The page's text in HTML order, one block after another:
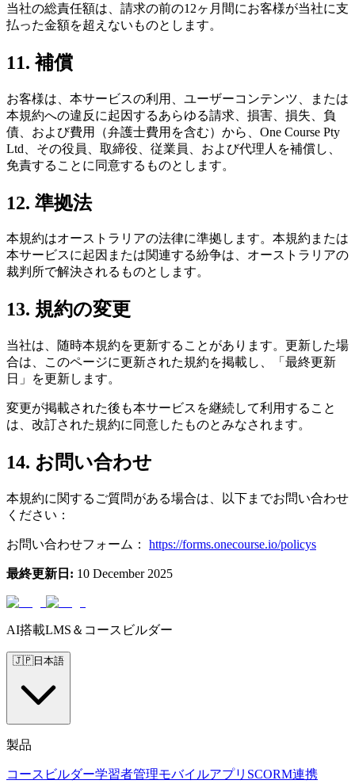
当社の総責任額は、請求の前の12ヶ月間にお客様が当社に支
払った金額を超えないものとします。
11. 補償
お客様は、本サービスの利用、ユーザーコンテンツ、または
本規約への違反に起因するあらゆる請求、損害、損失、負
債、および費用（弁護士費用を含む）から、One Course Pty
Ltd、その役員、取締役、従業員、および代理人を補償し、
免責することに同意するものとします。
12. 準拠法
本規約はオーストラリアの法律に準拠します。本規約または
本サービスに起因または関連する紛争は、オーストラリアの
裁判所で解決されるものとします。
13. 規約の変更
当社は、随時本規約を更新することがあります。更新した場
合は、このページに更新された規約を掲載し、「最終更新
日」を更新します。
変更が掲載された後も本サービスを継続して利用すること
は、改訂された規約に同意したものとみなされます。
14. お問い合わせ
本規約に関するご質問がある場合は、以下までお問い合わせ
ください：
お問い合わせフォーム： https://forms.onecourse.io/policys
最終更新日 : 10 December 2025
AI搭載LMS＆コースビルダー
🇯🇵日本語
製品
コースビルダー学習者管理モバイルアプリ SCORM連携